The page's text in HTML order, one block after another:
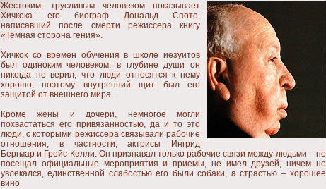
Жестоким, трусливым человеком показывает
Хичкока его биограф Дональд Спото,
написавший после смерти режиссера книгу
«Темная сторона гения».
Хичкок со времен обучения в школе иезуитов
был одиноким человеком, в глубине души он
никогда не верил, что люди относятся к нему
хорошо, поэтому внутренний щит был его
защитой от внешнего мира.
Кроме жены и дочери, немногое могли
похвастаться его привязанностью, да и то это
люди, с которыми режиссера связывали рабочие
отношения, в частности, актрисы Ингрид
Бергмар и Грейс Келли. Он признавал только рабочие связи между людьми – не
посещал официальные мероприятия и приемы, не имел друзей, ничем не
увлекался, единственной слабостью его были собаки, а страстью – хорошее
вино.